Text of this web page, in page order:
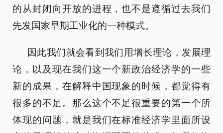
的从封闭向开放的进程，也不是遵循过去我们
先发国家早期工业化的一种模式。
因此我们就会看到我们用增长理论，发展理
论，以及现在我们这一个新政治经济学的一些
新的成果，在解释中国现象的时候，都觉得有
很多的不足。那么这个不足很重要的第一个所
体现的问题，就是我们在标准经济学里面所设